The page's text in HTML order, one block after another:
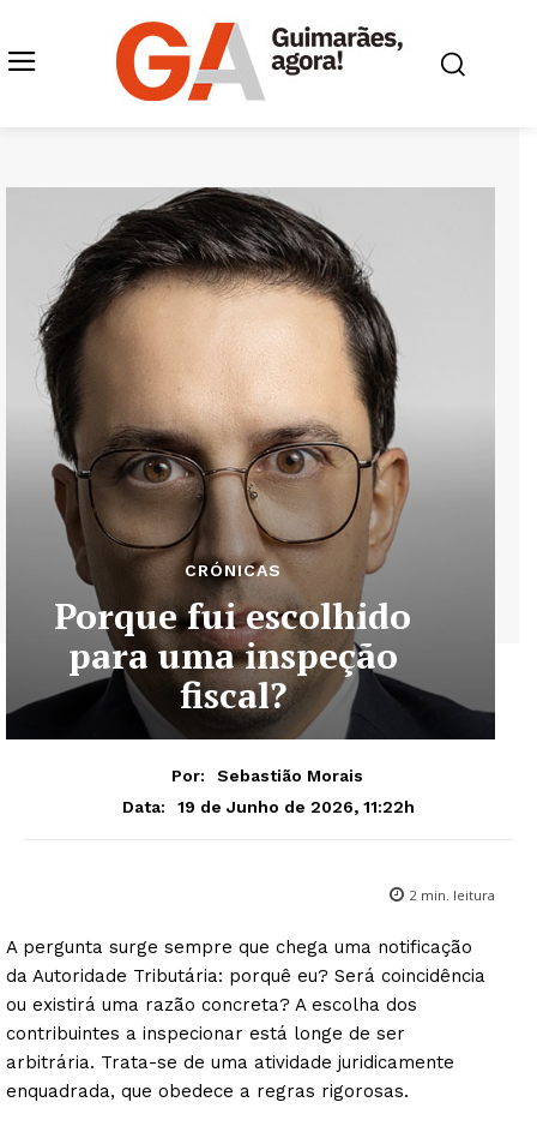
CRÓNICAS
Porque fui escolhido
para uma inspeção
fiscal?
Por:
Sebastião Morais
Data:
19 de Junho de 2026, 11:22h
2 min. leitura
A pergunta surge sempre que chega uma notificação
da Autoridade Tributária: porquê eu? Será coincidência
ou existirá uma razão concreta? A escolha dos
contribuintes a inspecionar está longe de ser
arbitrária. Trata-se de uma atividade juridicamente
enquadrada, que obedece a regras rigorosas.